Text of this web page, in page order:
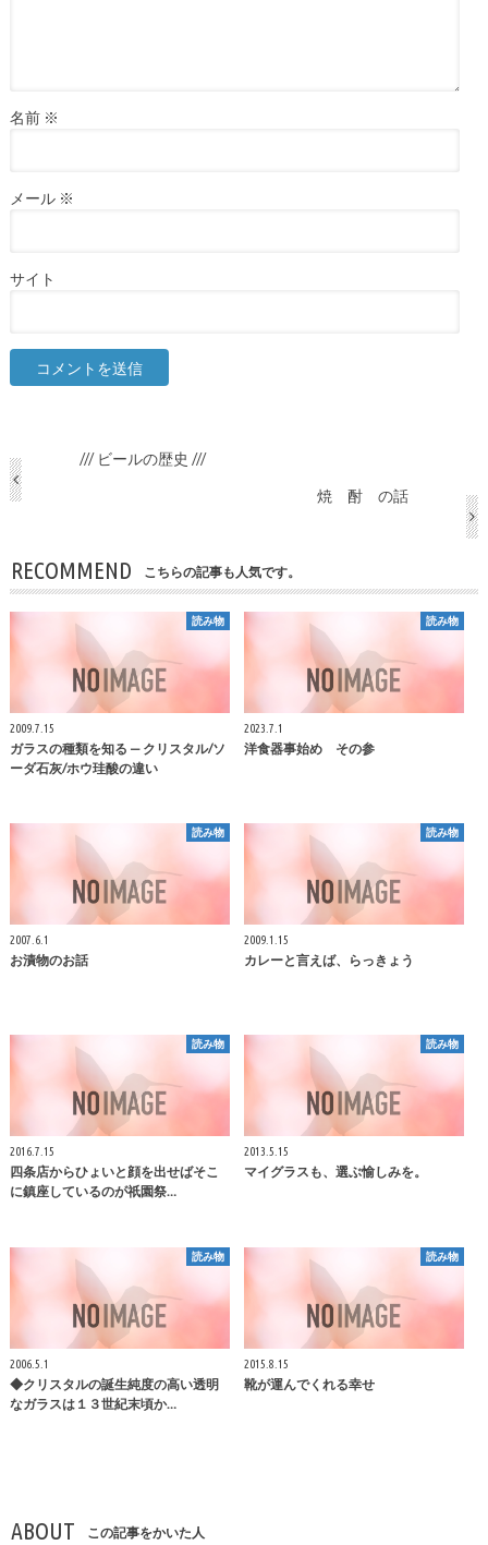
名前 ※
メール ※
サイト
/// ビールの歴史 ///
焼 酎 の話
RECOMMEND こちらの記事も人気です。
読み物
2009.7.15
ガラスの種類を知る — クリスタル/ソ
ーダ石灰/ホウ珪酸の違い
読み物
2023.7.1
洋食器事始め その参
読み物
2007.6.1
お漬物のお話
読み物
2009.1.15
カレーと言えば、らっきょう
読み物
2016.7.15
四条店からひょいと顔を出せばそこ
に鎮座しているのが祇園祭…
読み物
2013.5.15
マイグラスも、選ぶ愉しみを。
読み物
2006.5.1
◆クリスタルの誕生純度の高い透明
なガラスは１３世紀末頃か…
読み物
2015.8.15
靴が運んでくれる幸せ
ABOUT この記事をかいた人